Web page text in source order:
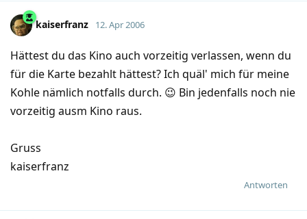
kaiserfranz 12. Apr 2006
Hättest du das Kino auch vorzeitig verlassen, wenn du
für die Karte bezahlt hättest? Ich quäl' mich für meine
Kohle nämlich notfalls durch. 😉 Bin jedenfalls noch nie
vorzeitig ausm Kino raus.
Gruss
kaiserfranz
Antworten